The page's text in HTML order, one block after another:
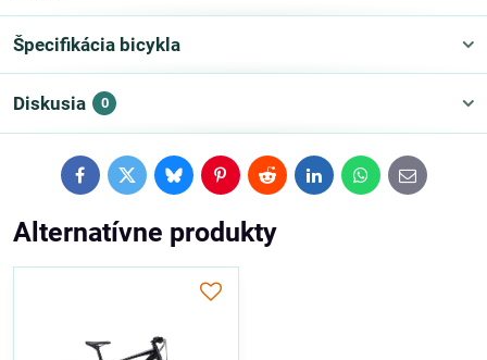
Špecifikácia bicykla
Diskusia 0
FacebookTwitterBlueskyPinterestRedditLinkedInWhatsApp
E-
mail
Alternatívne produkty